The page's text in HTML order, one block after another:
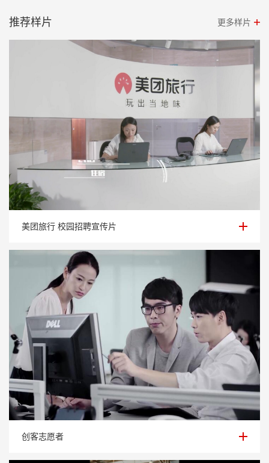
推荐样片 更多样片
美团旅行 校园招聘宣传片
美团旅行 校园招聘宣传片
创客志愿者
创客志愿者